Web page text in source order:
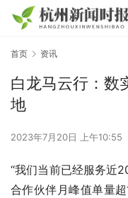
首页 资讯
白龙马云行：数
地
2023年7月20日 上午10:55
“我们当前已经服务近
合作伙伴月峰值单量